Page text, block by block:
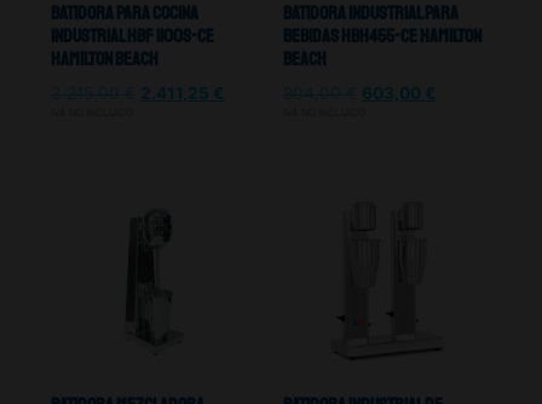
Batidora Para Cocina
Industrial HBF 1100S-CE
Hamilton Beach
2.411,25 €
Batidora Industrial Para
Bebidas HBH455-CE Hamilton
Beach
603,00 €